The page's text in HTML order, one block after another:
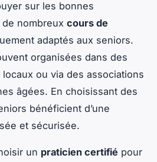
sur les bonnes
nombreux cours de
adaptés aux seniors.
organisées dans des
ou via des associations
âgées. En choisissant des
bénéficient d’une
et sécurisée.
un praticien certifié pour